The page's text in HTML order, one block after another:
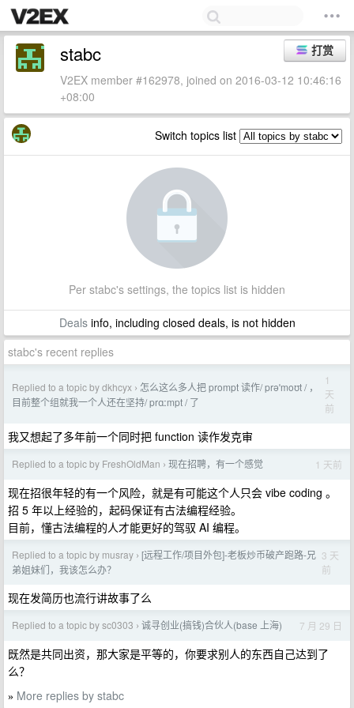
打赏
stabc
V2EX member #162978, joined on 2016-03-12 10:46:16
+08:00
Switch topics list
Per stabc's settings, the topics list is hidden
Dealsinfo, including closed deals, is not hidden
stabc's recent replies
Replied to a topic by dkhcyx › 怎么这么多人把 prompt 读作/ prəˈmoʊt / ，
目前整个组就我一个人还在坚持/ prɑːmpt / 了
1
天
前
我又想起了多年前一个同时把 function 读作发克审
Replied to a topic by FreshOldMan › 现在招聘，有一个感觉 1 天前
现在招很年轻的有一个风险，就是有可能这个人只会 vibe coding 。
招 5 年以上经验的，起码保证有古法编程经验。
目前，懂古法编程的人才能更好的驾驭 AI 编程。
Replied to a topic by musray › [远程工作/项目外包]-老板炒币破产跑路-兄
弟姐妹们，我该怎么办？
3 天
前
现在发简历也流行讲故事了么
Replied to a topic by sc0303 › 诚寻创业(搞钱)合伙人(base 上海) 7 月 29 日
既然是共同出资，那大家是平等的，你要求别人的东西自己达到了
么？
» More replies by stabc